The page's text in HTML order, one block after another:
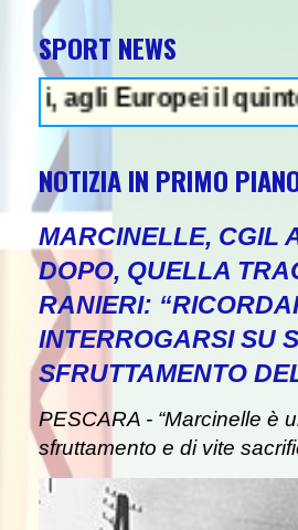
SPORT NEWS
Europei il quinto oro
NOTIZIA IN PRIMO
MARCINELLE, CGIL
DOPO, QUELLA
RANIERI:
INTERROGARSI SU
SFRUTTAMENTO
PESCARA - “Marcinelle è
sfruttamento e di vite